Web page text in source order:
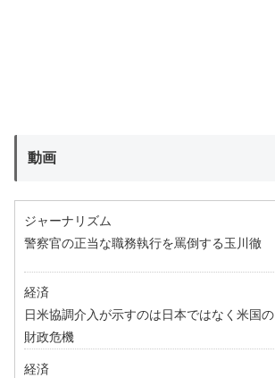
動画
ジャーナリズム
警察官の正当な職務執行を罵倒する玉川徹
経済
日米協調介入が示すのは日本ではなく米国の
財政危機
経済